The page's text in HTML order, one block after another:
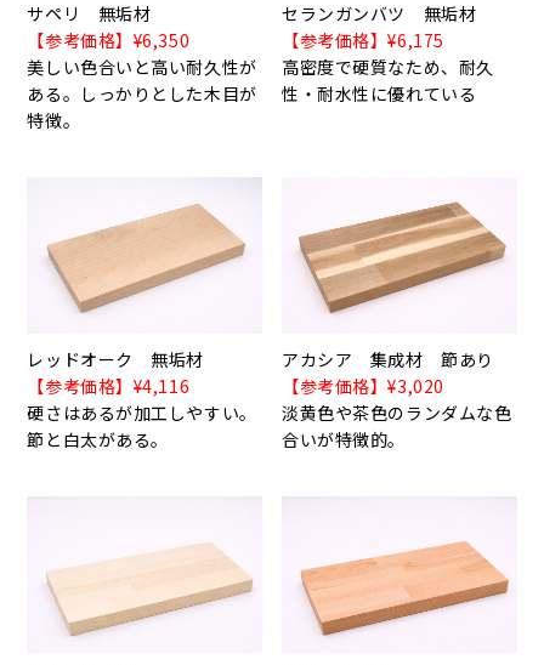
サペリ 無垢材
【参考価格】¥6,350
美しい色合いと高い耐久性が
ある。しっかりとした木目が
特徴。
セランガンバツ 無垢材
【参考価格】¥6,175
高密度で硬質なため、耐久
性・耐水性に優れている
レッドオーク 無垢材
【参考価格】¥4,116
硬さはあるが加工しやすい。
節と白太がある。
アカシア 集成材 節あり
【参考価格】¥3,020
淡黄色や茶色のランダムな色
合いが特徴的。